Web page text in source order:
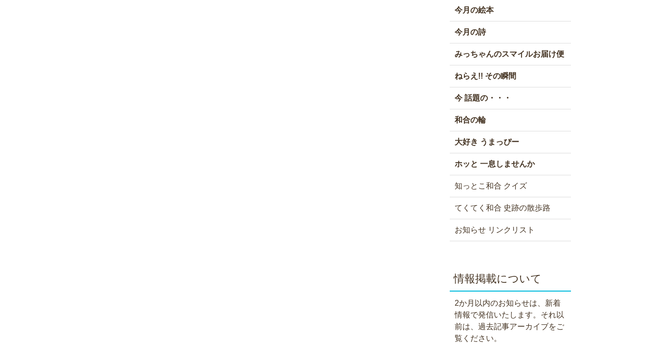
今月の絵本
今月の詩
みっちゃんのスマイルお届け便
ねらえ!! その瞬間
今 話題の・・・
和合の輪
大好き うまっぴー
ホッと 一息しませんか
知っとこ和合 クイズ
てくてく和合 史跡の散歩路
お知らせ リンクリスト
情報掲載について
2か月以内のお知らせは、新着
情報で発信いたします。それ以
前は、過去記事アーカイブをご
覧ください。